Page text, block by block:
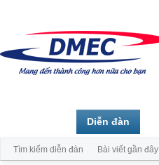
Diễn đàn
Tìm kiếm diễn đàn Bài viết gần đây